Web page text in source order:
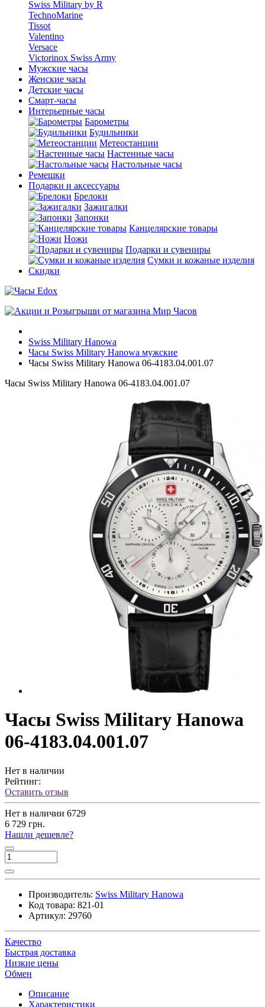
Swiss Military by R
TechnoMarine
Tissot
Valentino
Versace
Victorinox Swiss Army
Мужские часы
Женские часы
Детские часы
Смарт-часы
Интерьерные часы
Барометры
Будильники
Метеостанции
Настенные часы
Настольные часы
Ремешки
Подарки и аксессуары
Брелоки
Зажигалки
Запонки
Канцелярские товары
Ножи
Подарки и сувениры
Сумки и кожаные изделия
Скидки
Swiss Military Hanowa
Часы Swiss Military Hanowa мужские
Часы Swiss Military Hanowa 06-4183.04.001.07
Часы Swiss Military Hanowa 06-4183.04.001.07
Часы Swiss Military Hanowa
06-4183.04.001.07
Нет в наличии
Рейтинг:
Оставить отзыв
Нет в наличии 6729
6 729 грн.
Нашли дешевле?
Производитель: Swiss Military Hanowa
Код товара: 821-01
Артикул: 29760
Качество
Быстрая доставка
Низкие цены
Обмен
Описание
Характеристики